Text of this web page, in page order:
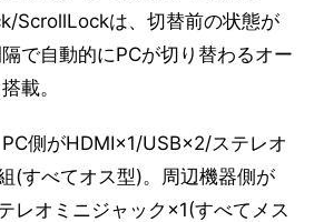
ScrollLockは、切替前の状態が
で自動的にPCが切り替わるオー
載。
側がHDMI×1/USB×2/ステレオ
(すべてオス型)。周辺機器側が
レオミニジャック×1(すべてメス